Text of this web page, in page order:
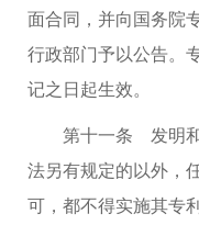
面合同，并向国务院
行政部门予以公告。
记之日起生效。
第十一条 发明和
法另有规定的以外，
可，都不得实施其专